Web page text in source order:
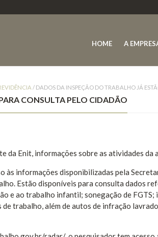
HOME A
/ DADOS DA INSPEÇÃO DO TRABALHO JÁ
CONSULTA PELO CIDADÃO
da Enit, informações sobre as atividades da
informações disponibilizadas pela
Estão disponíveis para consulta dados
e ao trabalho infantil; sonegação de FGTS;
trabalho, além de autos de infração